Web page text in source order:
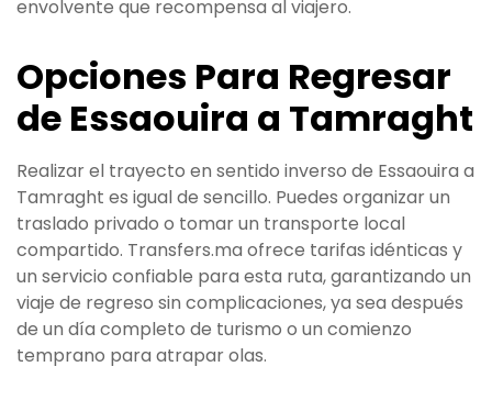
envolvente que recompensa al viajero.
Opciones Para Regresar
de Essaouira a Tamraght
Realizar el trayecto en sentido inverso de Essaouira a
Tamraght es igual de sencillo. Puedes organizar un
traslado privado o tomar un transporte local
compartido. Transfers.ma ofrece tarifas idénticas y
un servicio confiable para esta ruta, garantizando un
viaje de regreso sin complicaciones, ya sea después
de un día completo de turismo o un comienzo
temprano para atrapar olas.